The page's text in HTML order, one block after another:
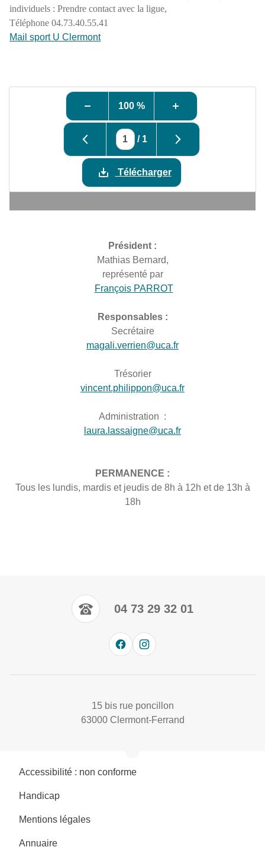
individuels : Prendre contact avec la ligue,
Téléphone 04.73.40.55.41
Mail sport U Clermont
100 %
/ 1
Télécharger
Président :
Mathias Bernard,
représenté par
François PARROT
Responsables :
Secrétaire
magali.verrien@uca.fr
Trésorier
vincent.philippon@uca.fr
Administration :
laura.lassaigne@uca.fr
PERMANENCE :
Tous les lundis, mardis et jeudis de 8h à 12h et de 13h à
18h
04 73 29 32 01
15 bis rue poncillon
63000 Clermont-Ferrand
Accessibilité : non conforme
Handicap
Mentions légales
Annuaire